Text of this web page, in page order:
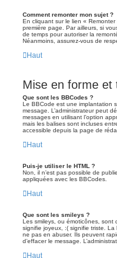
Comment remonter mon sujet ?
En cliquant sur le lien «
première page. Par ailleurs, si
de temps pour autoriser la
Néanmoins, assurez-vous de
Haut
Mise en forme et
Que sont les BBCodes ?
Le BBCode est une implantation
message. L’administrateur peut
messages en utilisant l’option
mais les balises sont incluses
accessible depuis la page de
Haut
Puis-je utiliser le HTML ?
Non, il n’est pas possible de
appliquées avec les BBCodes.
Haut
Que sont les smileys ?
Les smileys, ou émoticônes, sont
signifie joyeux, :( signifie triste.
ne pas en abuser. Ils peuvent
d’effacer le message.
Haut